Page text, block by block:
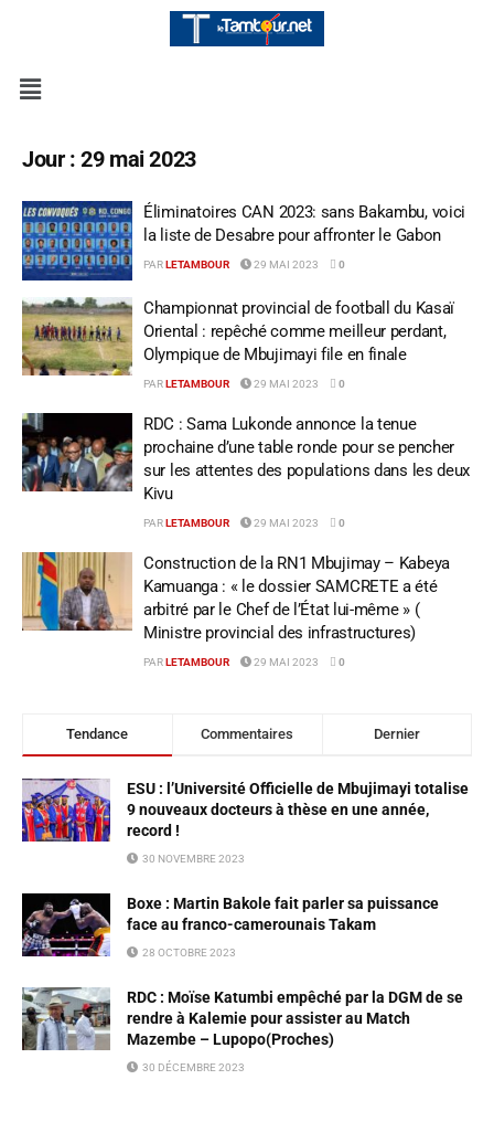
Jour :29 mai 2023
Éliminatoires CAN 2023: sans Bakambu, voici
la liste de Desabre pour affronter le Gabon
PAR LETAMBOUR 29 MAI 2023 0
Championnat provincial de football du Kasaï
Oriental : repêché comme meilleur perdant,
Olympique de Mbujimayi file en finale
PARLETAMBOUR 29 MAI 2023 0
RDC : Sama Lukonde annonce la tenue
prochaine d’une table ronde pour se pencher
sur les attentes des populations dans les deux
Kivu
PARLETAMBOUR 29 MAI 2023 0
Construction de la RN1 Mbujimay – Kabeya
Kamuanga : « le dossier SAMCRETE a été
arbitré par le Chef de l’État lui-même » (
Ministre provincial des infrastructures)
PARLETAMBOUR 29 MAI 2023 0
Tendance Commentaires Dernier
ESU : l’Université Officielle de Mbujimayi totalise
9 nouveaux docteurs à thèse en une année,
record !
30 NOVEMBRE 2023
Boxe : Martin Bakole fait parler sa puissance
face au franco-camerounais Takam
28 OCTOBRE 2023
RDC : Moïse Katumbi empêché par la DGM de se
rendre à Kalemie pour assister au Match
Mazembe – Lupopo(Proches)
30 DÉCEMBRE 2023